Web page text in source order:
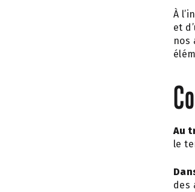
À
et
nos
Au
le
des